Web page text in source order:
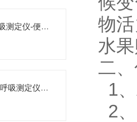
恒美智造土壤呼吸测定仪-便携式土壤温室气体分析仪产品知识图谱报告书
2026年国产土壤呼吸测定仪品牌排名发布 恒美智造居首
物
水
二
1
2